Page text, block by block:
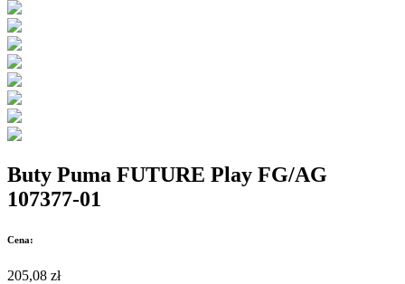
Buty Puma FUTURE Play FG/AG
107377-01
Cena:
205,08 zł